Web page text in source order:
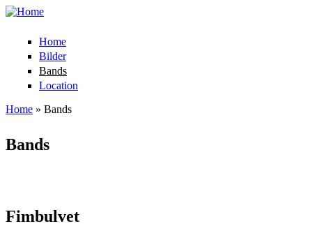
Home
Bilder
Bands
Location
Home » Bands
Bands
Fimbulvet